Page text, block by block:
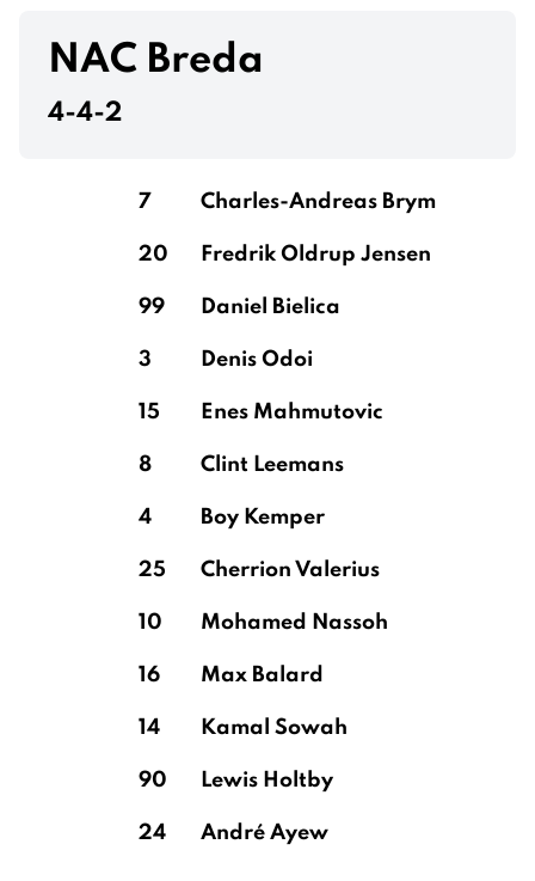
NAC Breda
4-4-2
7 Charles-Andreas Brym
20 Fredrik Oldrup Jensen
99 Daniel Bielica
3 Denis Odoi
15 Enes Mahmutovic
8 Clint Leemans
4 Boy Kemper
25 Cherrion Valerius
10 Mohamed Nassoh
16 Max Balard
14 Kamal Sowah
90 Lewis Holtby
24 André Ayew